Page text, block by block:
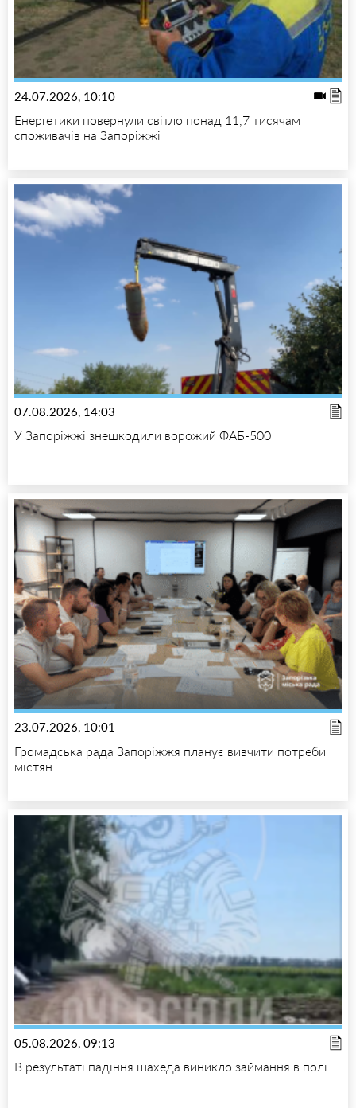
24.07.2026, 10:10
Енергетики повернули світло понад 11,7 тисячам
споживачів на Запоріжжі
07.08.2026, 14:03
У Запоріжжі знешкодили ворожий ФАБ-500
23.07.2026, 10:01
Громадська рада Запоріжжя планує вивчити потреби
містян
05.08.2026, 09:13
В результаті падіння шахеда виникло займання в полі